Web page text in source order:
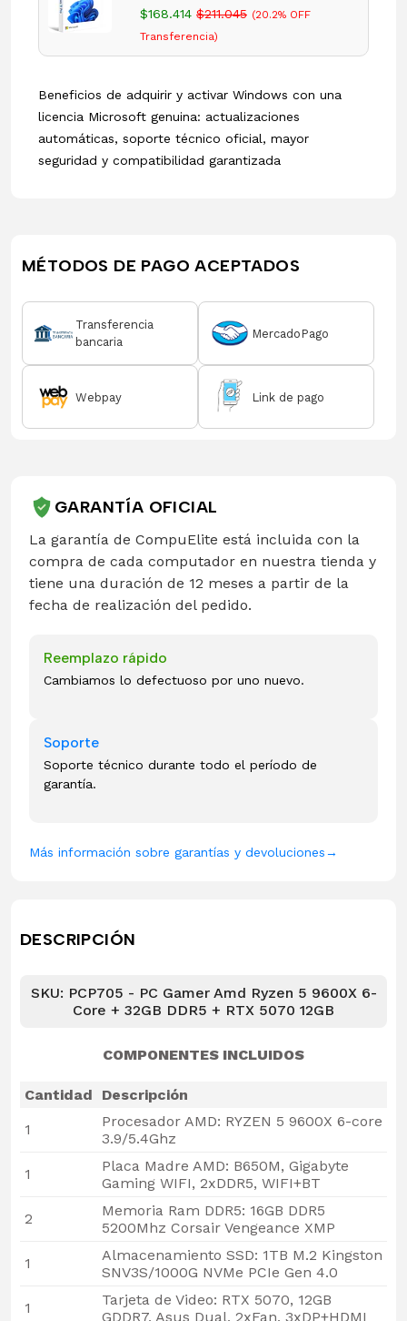
$168.414 $211.045 (20.2% OFF
Transferencia)
Beneficios de adquirir y activar Windows con una
licencia Microsoft genuina: actualizaciones
automáticas, soporte técnico oficial, mayor
seguridad y compatibilidad garantizada
MÉTODOS DE PAGO ACEPTADOS
Transferencia
bancaria
MercadoPago
Webpay Link de pago
GARANTÍA OFICIAL
La garantía de CompuElite está incluida con la
compra de cada computador en nuestra tienda y
tiene una duración de 12 meses a partir de la
fecha de realización del pedido.
Reemplazo rápido
Cambiamos lo defectuoso por uno nuevo.
Soporte
Soporte técnico durante todo el período de
garantía.
Más información sobre garantías y devoluciones→
DESCRIPCIÓN
SKU: PCP705 - PC Gamer Amd Ryzen 5 9600X 6-
Core + 32GB DDR5 + RTX 5070 12GB
COMPONENTES INCLUIDOS
Cantidad
Descripción
1
Procesador AMD: RYZEN 5 9600X 6-core
3.9/5.4Ghz
1
Placa Madre AMD: B650M, Gigabyte
Gaming WIFI, 2xDDR5, WIFI+BT
2
Memoria Ram DDR5: 16GB DDR5
5200Mhz Corsair Vengeance XMP
1
Almacenamiento SSD: 1TB M.2 Kingston
SNV3S/1000G NVMe PCIe Gen 4.0
1
Tarjeta de Video: RTX 5070, 12GB
GDDR7, Asus Dual, 2xFan, 3xDP+HDMI